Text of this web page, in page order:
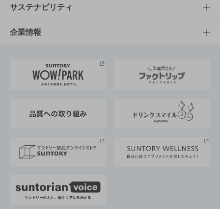
商品発売情報
栄養成分一覧
キャンペーン
工場見学
地域情報
文化・スポーツTOP
サントリーホール
サントリーサンバーズ大阪
サステナビリティ
サステナビリティTOP
サントリーが考えるサステナビリティ経営
企業情報
企業概要
採用情報